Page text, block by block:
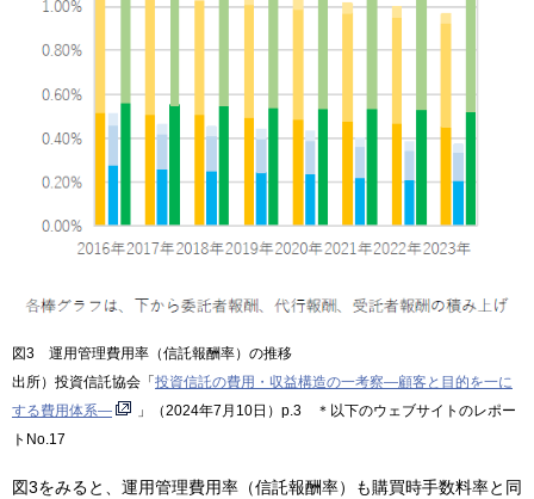
図3 運用管理費用率（信託報酬率）の推移
出所）投資信託協会「 投資信託の費用・収益構造の一考察―顧客と目的を一に
する費用体系―
」（2024年7月10日）p.3 ＊以下のウェブサイトのレポー
トNo.17
図3をみると、運用管理費用率（信託報酬率）も購買時手数料率と同